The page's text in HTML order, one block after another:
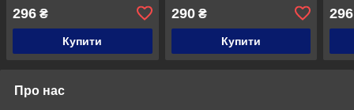
296 ₴
Купити
290₴
Купити
296
Про нас